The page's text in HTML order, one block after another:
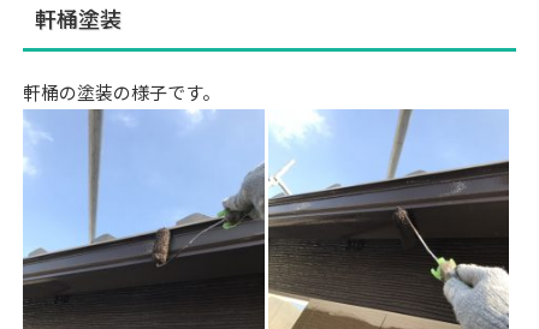
軒桶塗装
軒桶の塗装の様子です。